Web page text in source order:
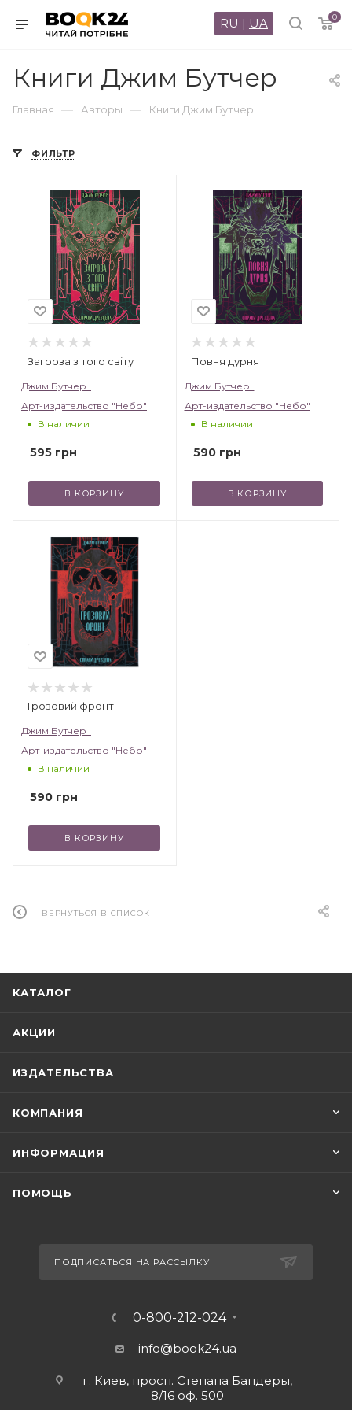
0
RU | UA
Книги Джим Бутчер
Главная — Авторы — Книги Джим Бутчер
ФИЛЬТР
Загроза з того світу
Джим Бутчер
Арт-издательство "Небо"
В наличии
595 грн
В КОРЗИНУ
Повня дурня
Джим Бутчер
Арт-издательство "Небо"
В наличии
590грн
В КОРЗИНУ
Грозовий фронт
Джим Бутчер
Арт-издательство "Небо"
В наличии
590 грн
В КОРЗИНУ
ВЕРНУТЬСЯ В СПИСОК
КАТАЛОГ
АКЦИИ
ИЗДАТЕЛЬСТВА
КОМПАНИЯ
ИНФОРМАЦИЯ
ПОМОЩЬ
ПОДПИСАТЬСЯ НА РАССЫЛКУ
0-800-212-024
info@book24.ua
г. Киев, просп. Степана Бандеры,
8/16 оф. 500